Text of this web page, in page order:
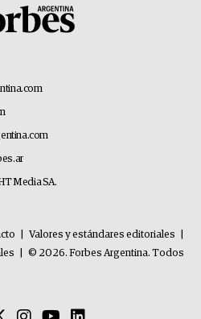
Media SA.
Valores y estándares editoriales
© 2026. Forbes Argentina. Todos